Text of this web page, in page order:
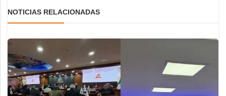
NOTICIAS RELACIONADAS